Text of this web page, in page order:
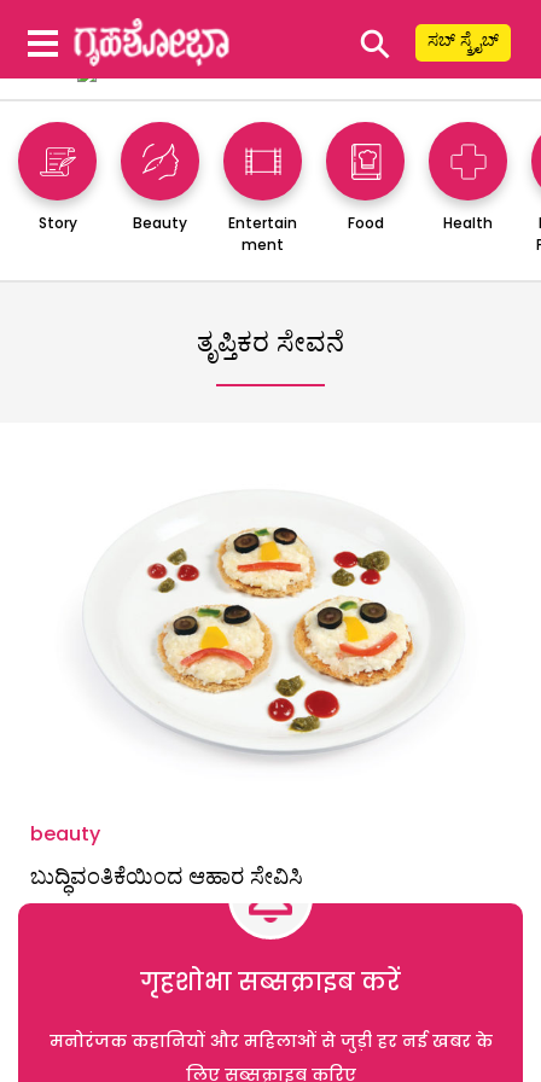
⚲ ಸಬ್ ಸ್ಕ್ರೈಬ್
Story Beauty
Entertain
ment
Food Health
ತೃಪ್ತಿಕರ ಸೇವನೆ
beauty
ಬುದ್ಧಿವಂತಿಕೆಯಿಂದ ಆಹಾರ ಸೇವಿಸಿ
गृहशोभा सब्सक्राइब करें
मनोरंजक कहानियों और महिलाओं से जुड़ी हर नई खबर के
लिए सब्सक्राइब करिए